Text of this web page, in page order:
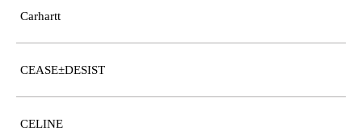
Carhartt
CEASE±DESIST
CELINE